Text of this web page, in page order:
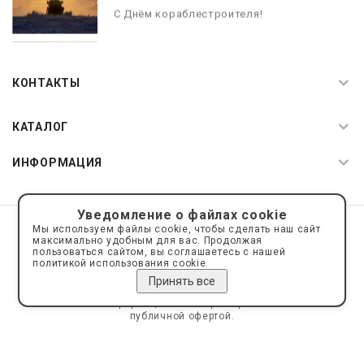
С Днём кораблестроителя!
КОНТАКТЫ
КАТАЛОГ
ИНФОРМАЦИЯ
© 2019—2026 Интернет пространство АкваРос
sale@a-ros.ru
Политика конфиденциальности
Политика обработки персональных данных
Сайт носит информационный характер и не является
публичной офертой.
Уведомление о файлах cookie
Мы используем файлы cookie, чтобы сделать наш сайт
максимально удобным для вас. Продолжая
пользоваться сайтом, вы соглашаетесь с нашей
политикой использования cookie.
Принять все